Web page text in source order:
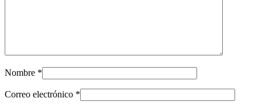
Nombre *
Correo electrónico *